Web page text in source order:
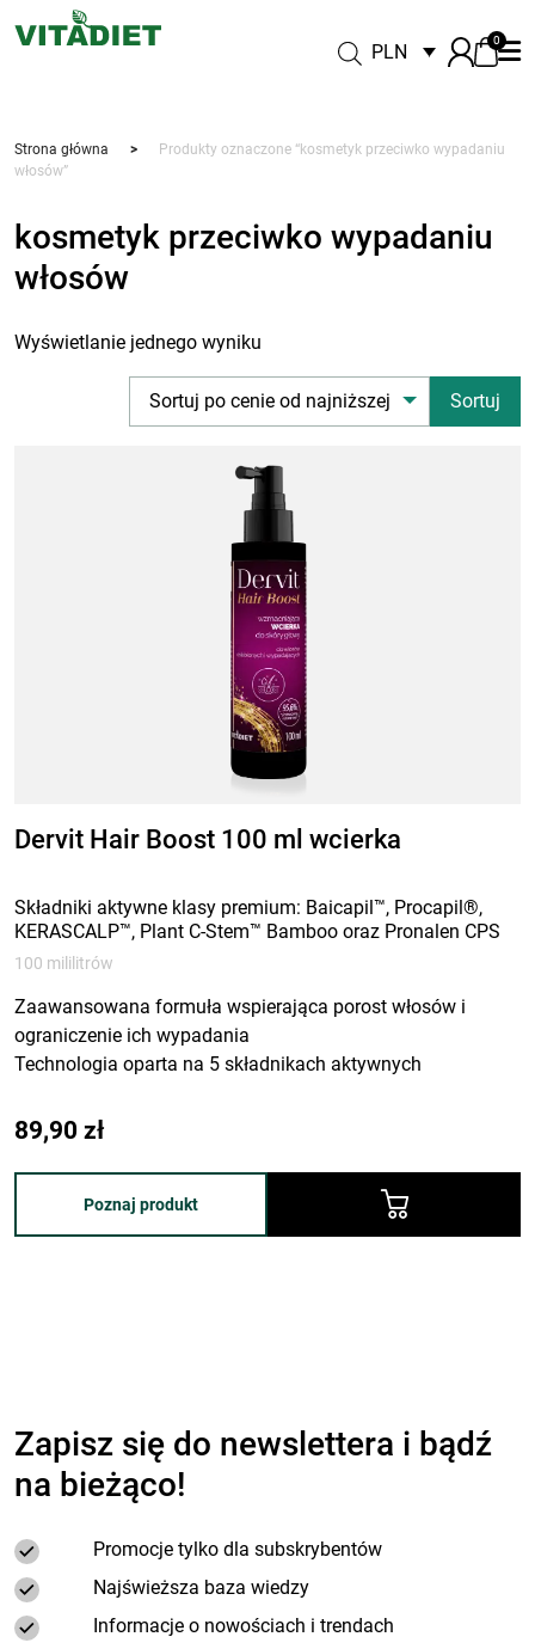
PLN
0
Strona główna >
Produkty oznaczone “kosmetyk przeciwko wypadaniu
włosów”
kosmetyk przeciwko wypadaniu
włosów
Wyświetlanie jednego wyniku
Sortuj po cenie od najniższej
Dervit Hair Boost 100 ml wcierka
Składniki aktywne klasy premium: Baicapil™, Procapil®,
KERASCALP™, Plant C-Stem™ Bamboo oraz Pronalen CPS
100 mililitrów
Zaawansowana formuła wspierająca porost włosów i
ograniczenie ich wypadania
Technologia oparta na 5 składnikach aktywnych
89,90 zł
Poznaj produkt
Zapisz się do newslettera i bądź
na bieżąco!
Promocje tylko dla subskrybentów
Najświeższa baza wiedzy
Informacje o nowościach i trendach